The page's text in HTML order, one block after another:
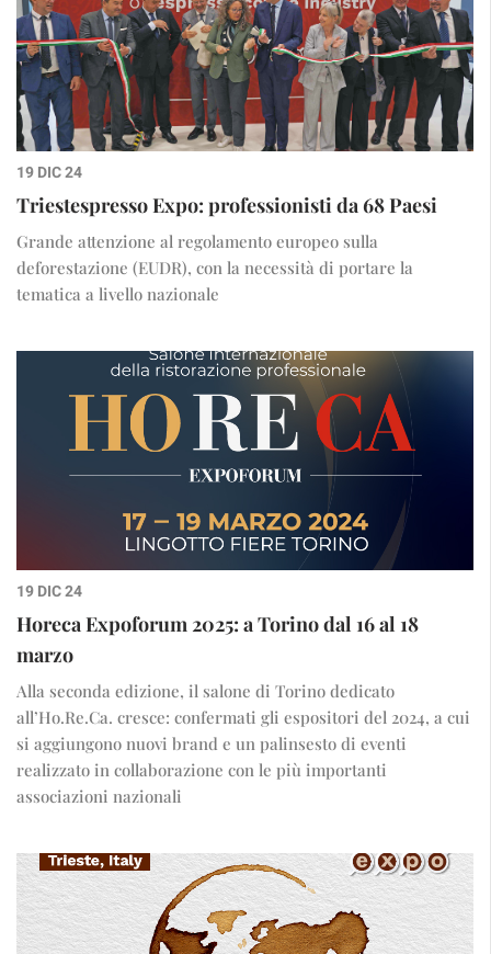
19 DIC 24
Triestespresso Expo: professionisti da 68 Paesi
Grande attenzione al regolamento europeo sulla
deforestazione (EUDR), con la necessità di portare la
tematica a livello nazionale
19 DIC 24
Horeca Expoforum 2025: a Torino dal 16 al 18
marzo
Alla seconda edizione, il salone di Torino dedicato
all’Ho.Re.Ca. cresce: confermati gli espositori del 2024, a cui
si aggiungono nuovi brand e un palinsesto di eventi
realizzato in collaborazione con le più importanti
associazioni nazionali